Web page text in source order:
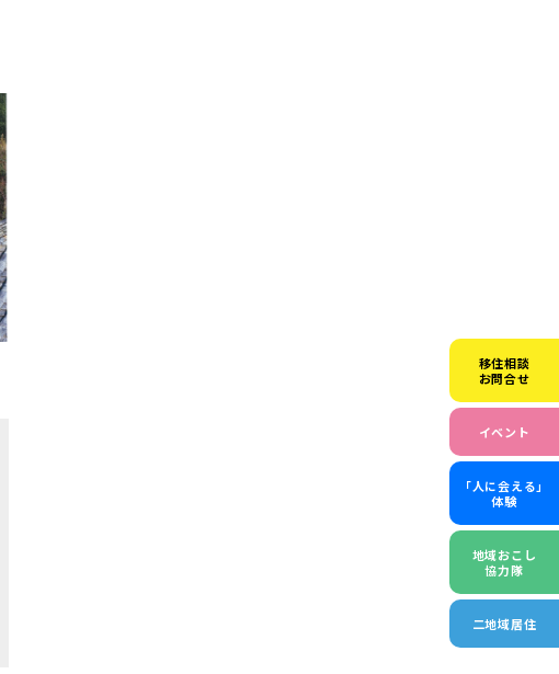
移住相談
お問合せ
イベント
「人に会える」
体験
地域おこし
協力隊
二地域居住